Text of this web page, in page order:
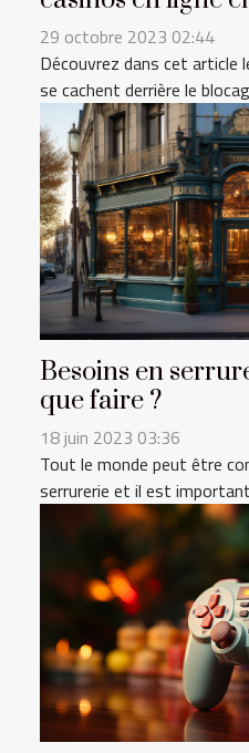
29 octobre 2023 02:44
Découvrez dans cet article
se cachent derrière le
Besoins en
que faire ?
18 juin 2023 03:36
Tout le monde peut être
serrurerie et il est